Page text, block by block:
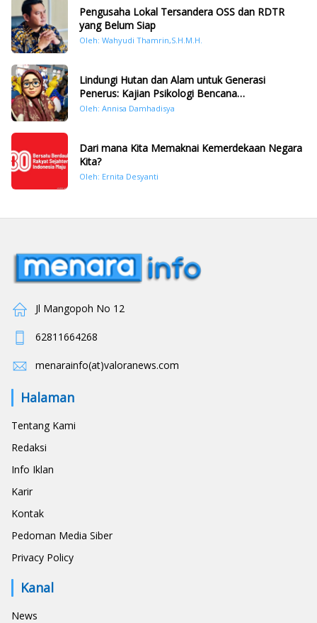
Pengusaha Lokal Tersandera OSS dan RDTR
yang Belum Siap
Oleh: Wahyudi Thamrin,S.H.M.H.
Lindungi Hutan dan Alam untuk Generasi
Penerus: Kajian Psikologi Bencana
Hidrometeorologi di Sumatera Pasca Tragedi
Oleh: Annisa Damhadisya
Dari mana Kita Memaknai Kemerdekaan Negara
Kita?
Oleh: Ernita Desyanti
Jl Mangopoh No 12
62811664268
menarainfo(at)valoranews.com
Halaman
Tentang Kami
Redaksi
Info Iklan
Karir
Kontak
Pedoman Media Siber
Privacy Policy
Kanal
News